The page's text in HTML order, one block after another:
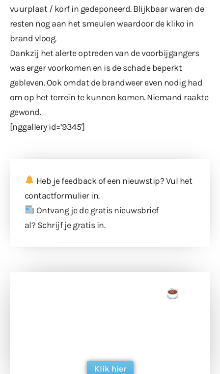
vuurplaat / korf in gedeponeerd. Blijkbaar waren de
resten nog aan het smeulen waardoor de kliko in
brand vloog.
Dankzij het alerte optreden van de voorbijgangers
was erger voorkomen en is de schade beperkt
gebleven. Ook omdat de brandweer even nodig had
om op het terrein te kunnen komen. Niemand raakte
gewond.
[nggallery id=’9345′]
Heb je feedback of een nieuwstip? Vul het
contactformulierin.
Ontvang je de gratis nieuwsbrief
al? Schrijf je gratis in.
Klik hier